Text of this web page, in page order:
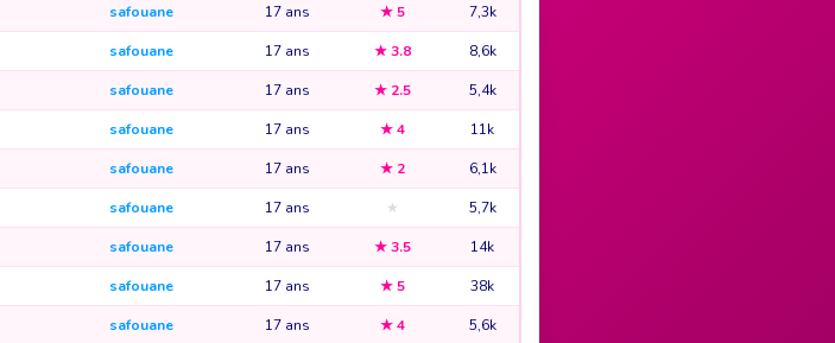
safouane 17 ans ★ 5 7,3k
safouane 17 ans ★ 3.8 8,6k
safouane 17 ans ★ 2.5 5,4k
safouane 17 ans ★ 4 11k
safouane 17 ans ★ 2 6,1k
safouane 17 ans ★ 5,7k
safouane 17 ans ★ 3.5 14k
safouane 17 ans ★ 5 38k
safouane 17 ans ★ 4 5,6k